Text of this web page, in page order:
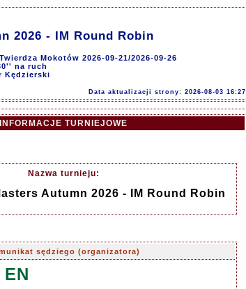
2026 - IM Round Robin
Mokotów 2026-09-21/2026-09-26
na ruch
Kędzierski
Data aktualizacji strony: 2026-08-03 16:27
INFORMACJE TURNIEJOWE
Nazwa turnieju:
Autumn 2026 - IM Round Robin
sędziego (organizatora)